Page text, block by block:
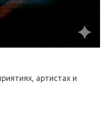
артистах и